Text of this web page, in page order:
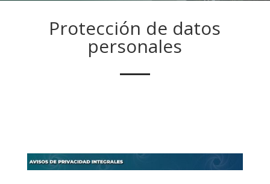
Protección de datos
personales